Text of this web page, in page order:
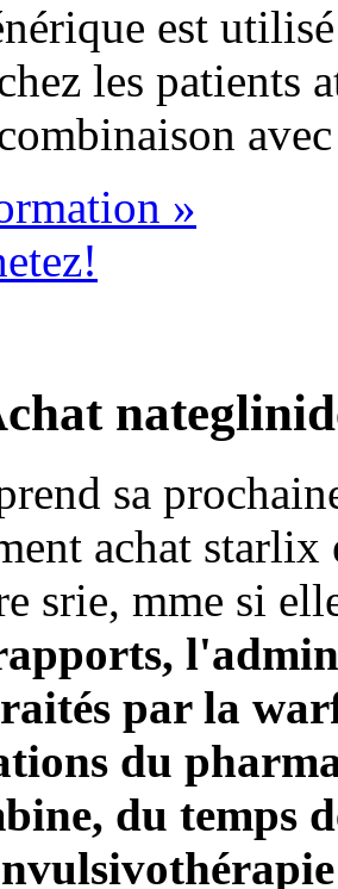
est
les patients
»
sa
achat starlix
srie, mme si
par la
du
du temps